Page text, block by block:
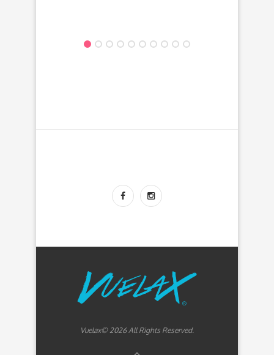
Vuelax© 2026 All Rights Reserved.